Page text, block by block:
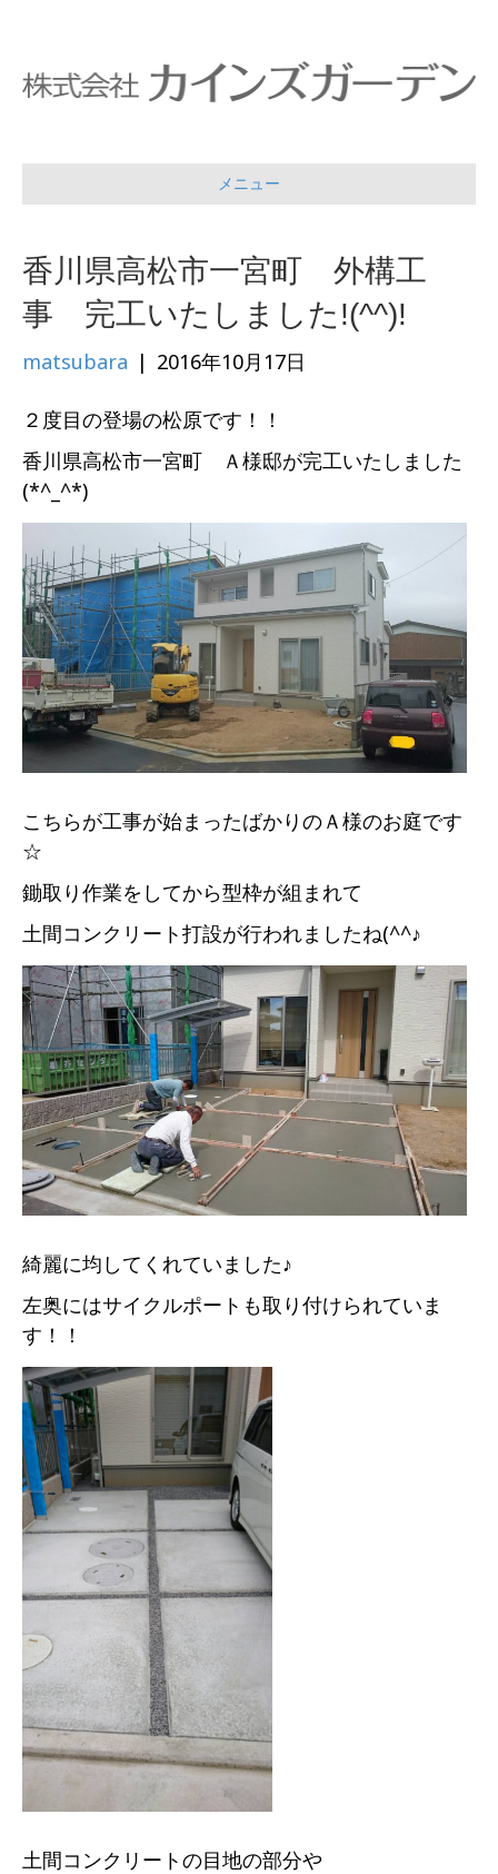
メニュー
香川県高松市一宮町 外構工
事 完工いたしました!(^^)!
matsubara | 2016年10月17日
２度目の登場の松原です！！
香川県高松市一宮町 Ａ様邸が完工いたしました
(*^_^*)
こちらが工事が始まったばかりのＡ様のお庭です
☆
鋤取り作業をしてから型枠が組まれて
土間コンクリート打設が行われましたね(^^♪
綺麗に均してくれていました♪
左奥にはサイクルポートも取り付けられていま
す！！
土間コンクリートの目地の部分や